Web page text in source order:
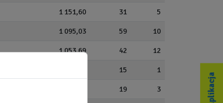
1 151,60 31 5
1 095,03 59 10
1 053,69 42 12
15 1
19 3 Aplikacja